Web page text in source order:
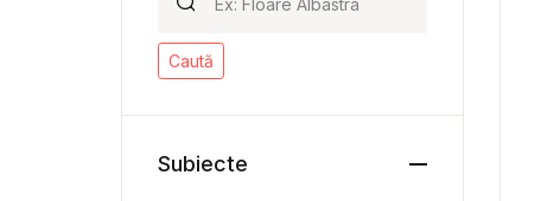
Caută
Subiecte